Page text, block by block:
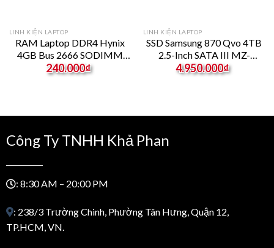
LINH KIỆN LAPTOP
RAM Laptop DDR4 Hynix
4GB Bus 2666 SODIMM
HMA851S6CJR6N
240.000₫
LINH KIỆN LAPTOP
SSD Samsung 870 Qvo 4TB
2.5-Inch SATA III MZ-
77Q4T0
4.950.000₫
Công Ty TNHH Khả Phan
: 8:30 AM – 20:00 PM
: 238/3 Trường Chinh, Phường Tân Hưng, Quận 12,
TP.HCM, VN.